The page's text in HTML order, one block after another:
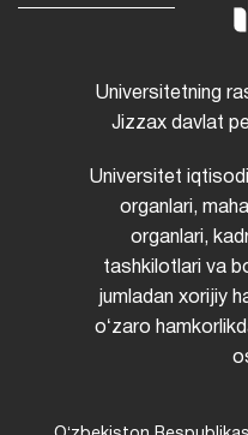
Universitetning
Jizzax davlat
Universitet
organlari,
organlari,
tashkilotlari va
jumladan xorijiy
oʻzaro